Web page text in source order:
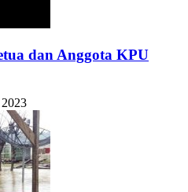
dan Anggota KPU